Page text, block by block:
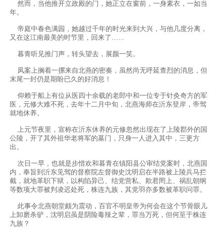
然而，当他推开立政殿的门，她正立在窗前，一身素衣，一如当
年。
帝庭中春色满园，她越过千年的时光来到大兴，与他几度分离，
又在这江南最美的时节里，回来了……
暮青听见推门声，转头望去，展颜一笑。
凤案上搁着一摞来自北燕的密奏，虽然尚无呼延查烈的消息，但
末尾一封仍是期盼已久的好消息！
仰赖于船上有位从医四十余载的老郎中和一位专于针灸奇方的军
医，元修大难不死，去年十二月中旬，北燕海师在沂东登岸，帝驾
就地休养。
上元节夜里，宣称在沂东休养的元修忽然出现在了上陵郡外的国
公陵，开了其外祖华老将军的墓门，只身一人进入其中，三更方
出。
次日一早，也就是步惜欢和暮青在镇阳县公审结党案时，北燕国
内，奉旨到沂东见驾的督察院左督御史沈明启在半路被上陵兵马拦
截，就地革职下狱，以构陷异己、结党营私、欺君罔上、祸乱朝纲
等数项大罪被判凌迟处死，株连九族，其党羽亦多数被革职问罪。
此事令北燕朝堂颇为震动，百官不明皇帝为何会在这个节骨眼儿
上卸磨杀驴，沈明启虽是阴险毒辣之辈，罪当万死，但何至于株连
九族？